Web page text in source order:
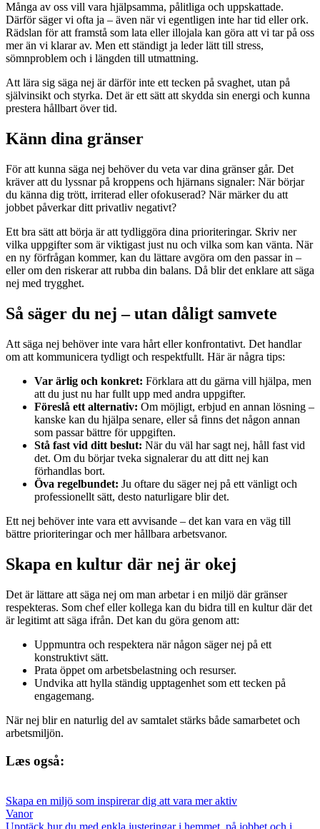
Många av oss vill vara hjälpsamma, pålitliga och uppskattade.
Därför säger vi ofta ja – även när vi egentligen inte har tid eller ork.
Rädslan för att framstå som lata eller illojala kan göra att vi tar på oss
mer än vi klarar av. Men ett ständigt ja leder lätt till stress,
sömnproblem och i längden till utmattning.
Att lära sig säga nej är därför inte ett tecken på svaghet, utan på
självinsikt och styrka. Det är ett sätt att skydda sin energi och kunna
prestera hållbart över tid.
Känn dina gränser
För att kunna säga nej behöver du veta var dina gränser går. Det
kräver att du lyssnar på kroppens och hjärnans signaler: När börjar
du känna dig trött, irriterad eller ofokuserad? När märker du att
jobbet påverkar ditt privatliv negativt?
Ett bra sätt att börja är att tydliggöra dina prioriteringar. Skriv ner
vilka uppgifter som är viktigast just nu och vilka som kan vänta. När
en ny förfrågan kommer, kan du lättare avgöra om den passar in –
eller om den riskerar att rubba din balans. Då blir det enklare att säga
nej med trygghet.
Så säger du nej – utan dåligt samvete
Att säga nej behöver inte vara hårt eller konfrontativt. Det handlar
om att kommunicera tydligt och respektfullt. Här är några tips:
Var ärlig och konkret: Förklara att du gärna vill hjälpa, men
att du just nu har fullt upp med andra uppgifter.
Föreslå ett alternativ: Om möjligt, erbjud en annan lösning –
kanske kan du hjälpa senare, eller så finns det någon annan
som passar bättre för uppgiften.
Stå fast vid ditt beslut: När du väl har sagt nej, håll fast vid
det. Om du börjar tveka signalerar du att ditt nej kan
förhandlas bort.
Öva regelbundet: Ju oftare du säger nej på ett vänligt och
professionellt sätt, desto naturligare blir det.
Ett nej behöver inte vara ett avvisande – det kan vara en väg till
bättre prioriteringar och mer hållbara arbetsvanor.
Skapa en kultur där nej är okej
Det är lättare att säga nej om man arbetar i en miljö där gränser
respekteras. Som chef eller kollega kan du bidra till en kultur där det
är legitimt att säga ifrån. Det kan du göra genom att:
Uppmuntra och respektera när någon säger nej på ett
konstruktivt sätt.
Prata öppet om arbetsbelastning och resurser.
Undvika att hylla ständig upptagenhet som ett tecken på
engagemang.
När nej blir en naturlig del av samtalet stärks både samarbetet och
arbetsmiljön.
Læs også:
Skapa en miljö som inspirerar dig att vara mer aktiv
Vanor